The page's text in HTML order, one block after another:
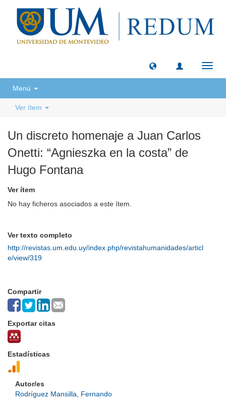
Menú
Ver ítem
Un discreto homenaje a Juan Carlos
Onetti: “Agnieszka en la costa” de
Hugo Fontana
Ver ítem
No hay ficheros asociados a este ítem.
Ver texto completo
http://revistas.um.edu.uy/index.php/revistahumanidades/articl
e/view/319
Compartir
Exportar citas
Estadísticas
Autor/es
Rodríguez Mansilla, Fernando